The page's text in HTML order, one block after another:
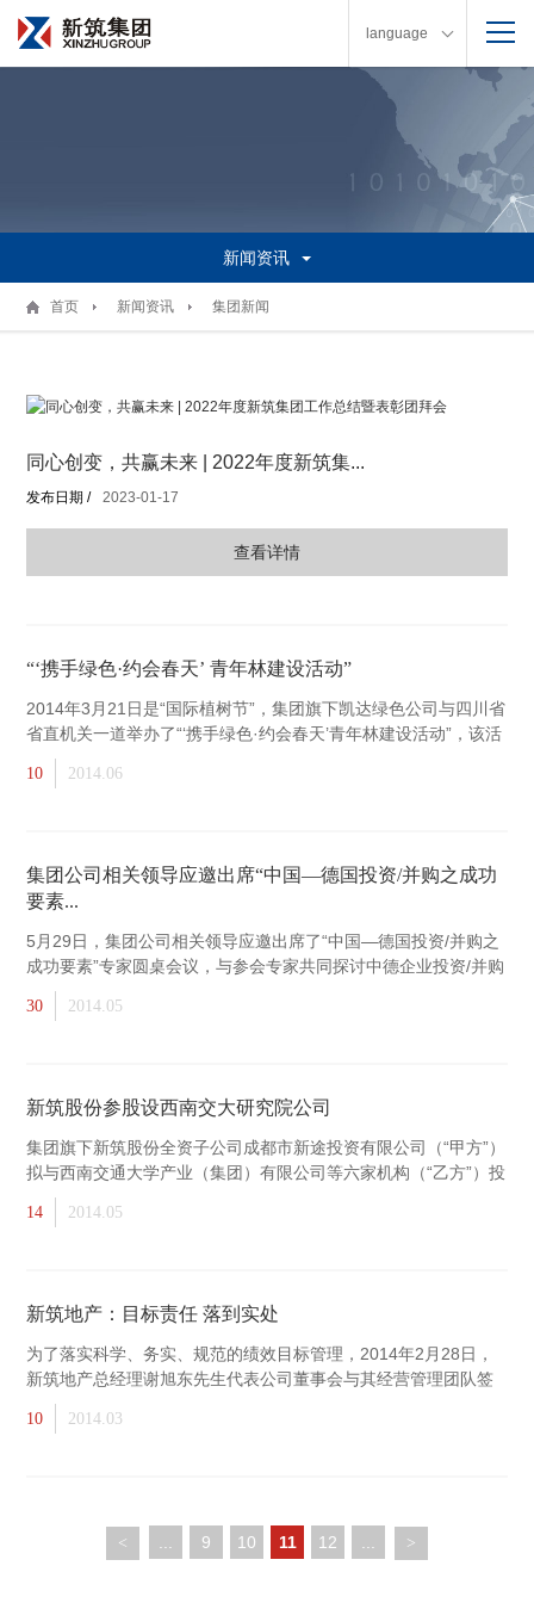
language
新闻资讯
首页 新闻资讯 集团新闻
同心创变，共赢未来 | 2022年度新筑集...
发布日期 / 2023-01-17
查看详情
“‘携手绿色·约会春天’ 青年林建设活动”
2014年3月21日是“国际植树节”，集团旗下凯达绿色公司与四川省
省直机关一道举办了“‘携手绿色·约会春天’青年林建设活动”，该活
10 2014.06
集团公司相关领导应邀出席“中国—德国投资/并购之成功
要素...
5月29日，集团公司相关领导应邀出席了“中国—德国投资/并购之
成功要素”专家圆桌会议，与参会专家共同探讨中德企业投资/并购
相关重要课题，会议取得圆满成功。
30 2014.05
新筑股份参股设西南交大研究院公司
集团旗下新筑股份全资子公司成都市新途投资有限公司（“甲方”）
拟与西南交通大学产业（集团）有限公司等六家机构（“乙方”）投
资设立上海西南交大研究院有限
14 2014.05
新筑地产：目标责任 落到实处
为了落实科学、务实、规范的绩效目标管理，2014年2月28日，
新筑地产总经理谢旭东先生代表公司董事会与其经营管理团队签
订了2014年度《经营管理目标责任书》，以确保公司经营目
10 2014.03
< 9 10 11 12 >